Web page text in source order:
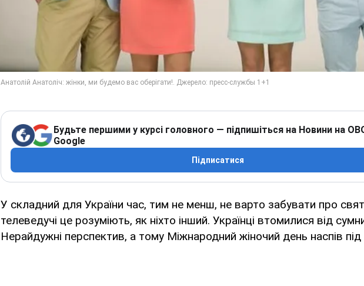
Будьте першими у курсі головного — підпишіться на Новини на
Google
Підписатися
У складний для України час, тим не менш, не варто забувати про
телеведучі це розуміють, як ніхто інший. Українці втомилися від
Нерайдужні перспектив, а тому Міжнародний жіночий день наспів під